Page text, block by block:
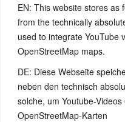
EN: This website stores as
from the technically
used to integrate YouTube
OpenStreetMap maps.
DE: Diese Webseite
neben den technisch
solche, um Youtube-
OpenStreetMap-Karten
Quellen:
Seminare von Nicolas
Naturnah-Seminar mit
Internetseite
www.5bn.de
Zur Einführung: Simona
etwas anderes“,
Naturgesetze des ital.
Saluta Aktiva Onlus)